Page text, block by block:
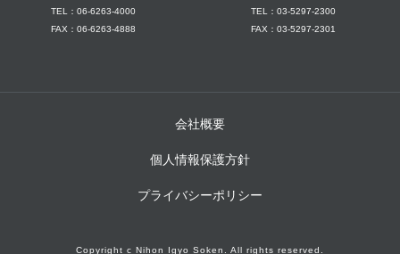
TEL：06-6263-4000
FAX：06-6263-4888
TEL：03-5297-2300
FAX：03-5297-2301
会社概要
個人情報保護方針
プライバシーポリシー
Copyright c Nihon Igyo Soken. All rights reserved.